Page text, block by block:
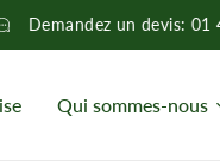
Demandez un devis:
Qui sommes-nous